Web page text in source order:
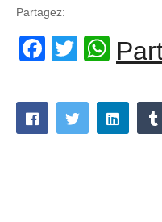
Partagez:
Facebook
Twitter